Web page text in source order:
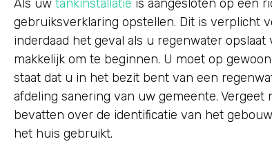
Als uw tankinstallatie is aangesloten op een
gebruiksverklaring opstellen. Dit is verplicht
inderdaad het geval als u regenwater
makkelijk om te beginnen. U moet op
staat dat u in het bezit bent van een
afdeling sanering van uw gemeente.
bevatten over de identificatie van het
het huis gebruikt.